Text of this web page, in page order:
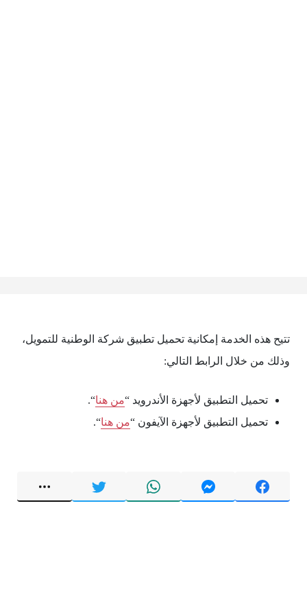
تتيح هذه الخدمة إمكانية تحميل تطبيق شركة الوطنية للتمويل،
وذلك من خلال الرابط التالي:
تحميل التطبيق لأجهزة الأندرويد “من هنا“.
تحميل التطبيق لأجهزة الآيفون “من هنا“.